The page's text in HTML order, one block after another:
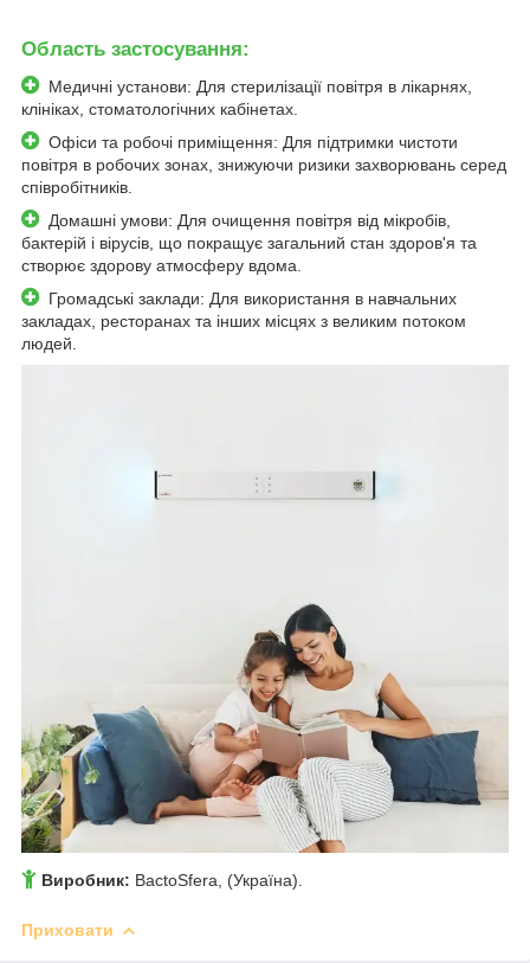
Область застосування:
Медичні установи: Для стерилізації повітря в лікарнях,
клініках, стоматологічних кабінетах.
Офіси та робочі приміщення: Для підтримки чистоти
повітря в робочих зонах, знижуючи ризики захворювань серед
співробітників.
Домашні умови: Для очищення повітря від мікробів,
бактерій і вірусів, що покращує загальний стан здоров'я та
створює здорову атмосферу вдома.
Громадські заклади: Для використання в навчальних
закладах, ресторанах та інших місцях з великим потоком
людей.
Виробник: BactoSfera, (Україна).
Приховати